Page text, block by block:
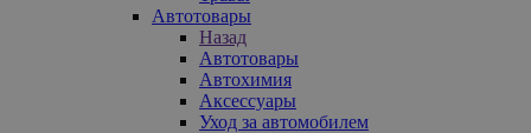
Автотовары
Назад
Автотовары
Автохимия
Аксессуары
Уход за автомобилем